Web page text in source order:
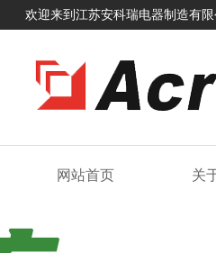
欢迎来到江苏安科瑞电器制造有限
网站首页 关